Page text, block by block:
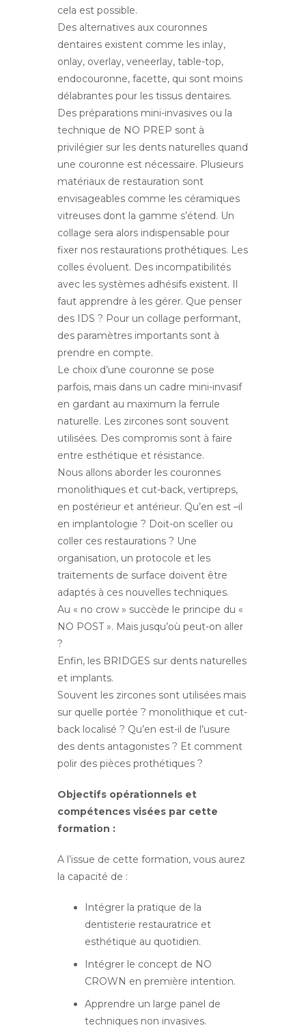
cela est possible.
Des alternatives aux couronnes
dentaires existent comme les inlay,
onlay, overlay, veneerlay, table-top,
endocouronne, facette, qui sont moins
délabrantes pour les tissus dentaires.
Des préparations mini-invasives ou la
technique de NO PREP sont à
privilégier sur les dents naturelles quand
une couronne est nécessaire. Plusieurs
matériaux de restauration sont
envisageables comme les céramiques
vitreuses dont la gamme s’étend. Un
collage sera alors indispensable pour
fixer nos restaurations prothétiques. Les
colles évoluent. Des incompatibilités
avec les systèmes adhésifs existent. Il
faut apprendre à les gérer. Que penser
des IDS ? Pour un collage performant,
des paramètres importants sont à
prendre en compte.
Le choix d’une couronne se pose
parfois, mais dans un cadre mini-invasif
en gardant au maximum la ferrule
naturelle. Les zircones sont souvent
utilisées. Des compromis sont à faire
entre esthétique et résistance.
Nous allons aborder les couronnes
monolithiques et cut-back, vertipreps,
en postérieur et antérieur. Qu’en est –il
en implantologie ? Doit-on sceller ou
coller ces restaurations ? Une
organisation, un protocole et les
traitements de surface doivent être
adaptés à ces nouvelles techniques.
Au « no crow » succède le principe du «
NO POST ». Mais jusqu’où peut-on aller
?
Enfin, les BRIDGES sur dents naturelles
et implants.
Souvent les zircones sont utilisées mais
sur quelle portée ? monolithique et cut-
back localisé ? Qu’en est-il de l’usure
des dents antagonistes ? Et comment
polir des pièces prothétiques ?
Objectifs opérationnels et
compétences visées par cette
formation :
A l’issue de cette formation, vous aurez
la capacité de :
Intégrer la pratique de la
dentisterie restauratrice et
esthétique au quotidien.
Intégrer le concept de NO
CROWN en première intention.
Apprendre un large panel de
techniques non invasives.